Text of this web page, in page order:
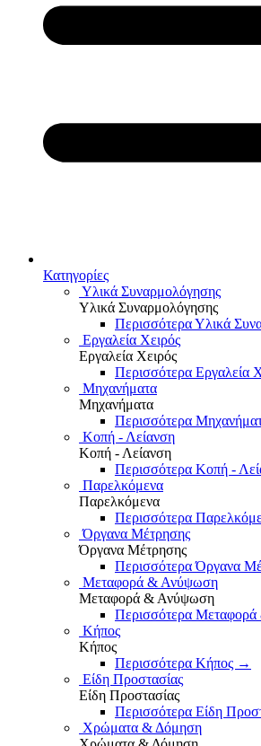
Κατηγορίες
Υλικά Συναρμολόγησης
Υλικά Συναρμολόγησης
Περισσότερα Υλικά
Εργαλεία Χειρός
Εργαλεία Χειρός
Περισσότερα Εργαλεία
Μηχανήματα
Μηχανήματα
Περισσότερα
Κοπή - Λείανση
Κοπή - Λείανση
Περισσότερα Κοπή -
Παρελκόμενα
Παρελκόμενα
Περισσότερα
Όργανα Μέτρησης
Όργανα Μέτρησης
Περισσότερα Όργανα
Μεταφορά & Ανύψωση
Μεταφορά & Ανύψωση
Περισσότερα
Κήπος
Κήπος
Περισσότερα Κήπος →
Είδη Προστασίας
Είδη Προστασίας
Περισσότερα Είδη
Χρώματα & Δόμηση